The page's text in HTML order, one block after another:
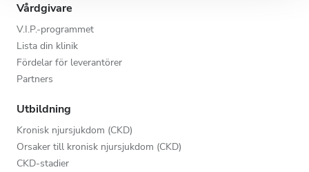
Vårdgivare
V.I.P.-programmet
Lista din klinik
Fördelar för leverantörer
Partners
Utbildning
Kronisk njursjukdom (CKD)
Orsaker till kronisk njursjukdom (CKD)
CKD-stadier